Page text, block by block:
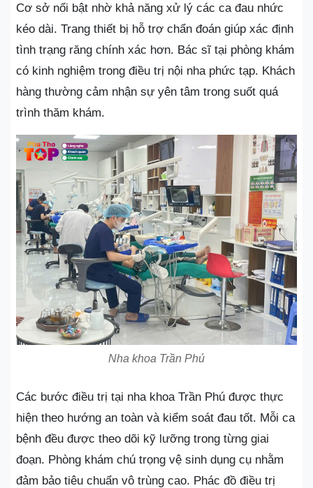
Cơ sở nổi bật nhờ khả năng xử lý các ca đau nhức
kéo dài. Trang thiết bị hỗ trợ chẩn đoán giúp xác định
tình trạng răng chính xác hơn. Bác sĩ tại phòng khám
có kinh nghiệm trong điều trị nội nha phức tạp. Khách
hàng thường cảm nhận sự yên tâm trong suốt quá
trình thăm khám.
Nha khoa Trần Phú
Các bước điều trị tại nha khoa Trần Phú được thực
hiện theo hướng an toàn và kiểm soát đau tốt. Mỗi ca
bệnh đều được theo dõi kỹ lưỡng trong từng giai
đoạn. Phòng khám chú trọng vệ sinh dụng cụ nhằm
đảm bảo tiêu chuẩn vô trùng cao. Phác đồ điều trị